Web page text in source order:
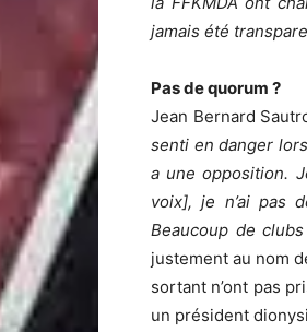
jamais été
Pas de quorum ?
Jean Bernard
senti en danger
a une opposition.
voix], je n’ai pas
Beaucoup de
justement au nom
sortant n’ont pas
un président